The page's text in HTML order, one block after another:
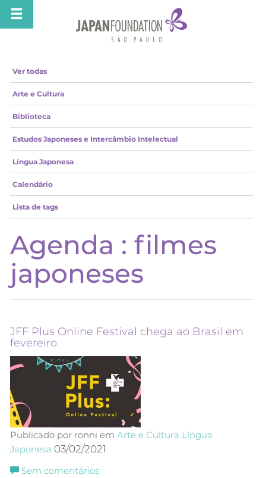
Ver todas
Arte e Cultura
Biblioteca
Estudos Japoneses e Intercâmbio Intelectual
Língua Japonesa
Calendário
Lista de tags
Agenda : filmes
japoneses
JFF Plus Online Festival chega ao Brasil em
fevereiro
Publicado por ronni em Arte e Cultura Língua
Japonesa 03/02/2021
Sem comentários